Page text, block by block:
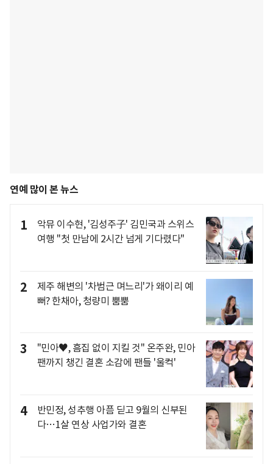
연예 많이 본 뉴스
1
악뮤 이수현, '김성주子' 김민국과 스위스
여행 "첫 만남에 2시간 넘게 기다렸다"
2
제주 해변의 '차범근 며느리'가 왜이리 예
뻐? 한채아, 청량미 뿜뿜
3
"민아♥, 흠집 없이 지킬 것" 온주완, 민아
팬까지 챙긴 결혼 소감에 팬들 '울컥'
4
반민정, 성추행 아픔 딛고 9월의 신부된
다…1살 연상 사업가와 결혼